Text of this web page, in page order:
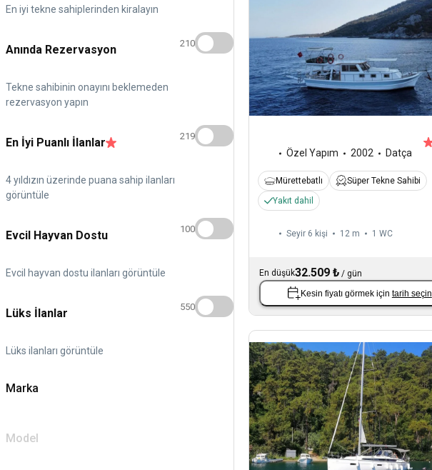
En iyi tekne sahiplerinden kiralayın
Anında Rezervasyon
Tekne sahibinin onayını beklemeden
rezervasyon yapın
210
En İyi Puanlı İlanlar
4 yıldızın üzerinde puana sahip ilanları
görüntüle
219
Evcil Hayvan Dostu
Evcil hayvan dostu ilanları görüntüle
100
Lüks İlanlar
Lüks ilanları görüntüle
550
Marka
Model
Özel Yapım 2002 Datça
Mürettebatlı
Süper Tekne Sahibi
Yakıt dahil
Seyir 6 kişi 12 m 1 WC
En düşük32.509 ₺ / gün
Kesin fiyatı görmek için tarih seçin